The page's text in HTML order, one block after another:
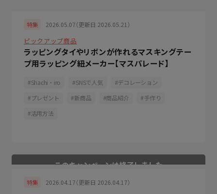
特集 2026.05.07（更新日 2026.05.21）
ピックアップ商品
ラッピングタイやリボンが作れるマスキングテー
プ用ラッピング紐メーカー【マスパレード】
Shachi・iro SNSで人気
デコレーション
プレゼント
新商品 商品紹介
手作り
活用方法
特集 2026.04.17（更新日 2026.04.17）